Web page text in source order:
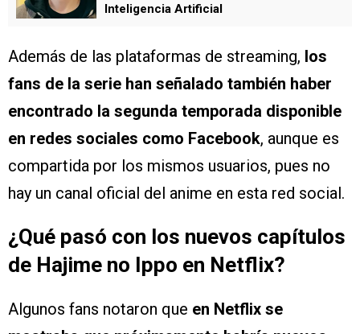
Inteligencia Artificial
Además de las plataformas de streaming, los
fans de la serie han señalado también haber
encontrado la segunda temporada disponible
en redes sociales como Facebook, aunque es
compartida por los mismos usuarios, pues no
hay un canal oficial del anime en esta red social.
¿Qué pasó con los nuevos capítulos
de Hajime no Ippo en Netflix?
Algunos fans notaron que en Netflix se